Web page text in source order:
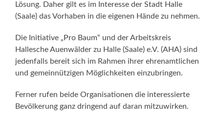
Lösung. Daher gilt es im Interesse der Stadt Halle
(Saale) das Vorhaben in die eigenen Hände zu nehmen.
Die Initiative „Pro Baum“ und der Arbeitskreis
Hallesche Auenwälder zu Halle (Saale) e.V. (AHA) sind
jedenfalls bereit sich im Rahmen ihrer ehrenamtlichen
und gemeinnützigen Möglichkeiten einzubringen.
Ferner rufen beide Organisationen die interessierte
Bevölkerung ganz dringend auf daran mitzuwirken.